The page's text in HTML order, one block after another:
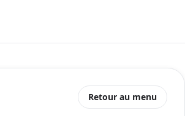
Retour au menu